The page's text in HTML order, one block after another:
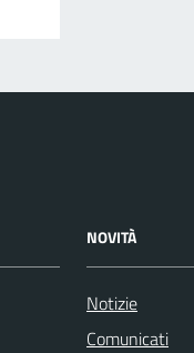
NOVITÀ
Notizie
Comunicati